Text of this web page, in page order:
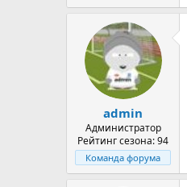
admin
Администратор
Рейтинг сезона: 94
Команда форума